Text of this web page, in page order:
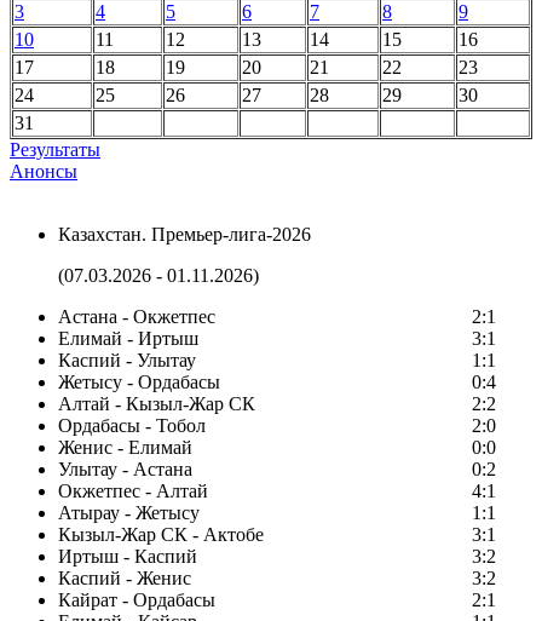
3
4 5 6 7 8
9
10
11 12 13 14 15
16
17
18 19 20 21 22
23
24
25 26 27 28 29
30
31
Результаты
Анонсы
Казахстан. Премьер-лига-2026
(07.03.2026 - 01.11.2026)
Астана - Окжетпес
2:1
Елимай - Иртыш
3:1
Каспий - Улытау
1:1
Жетысу - Ордабасы
0:4
Алтай - Кызыл-Жар СК
2:2
Ордабасы - Тобол
2:0
Женис - Елимай
0:0
Улытау - Астана
0:2
Окжетпес - Алтай
4:1
Атырау - Жетысу
1:1
Кызыл-Жар СК - Актобе
3:1
Иртыш - Каспий
3:2
Каспий - Женис
3:2
Кайрат - Ордабасы
2:1